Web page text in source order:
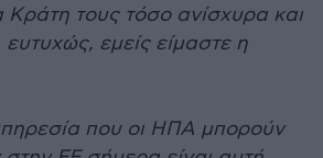
τους τόσο ανίσχυρα και
εμείς είμαστε η
που οι ΗΠΑ μπορούν